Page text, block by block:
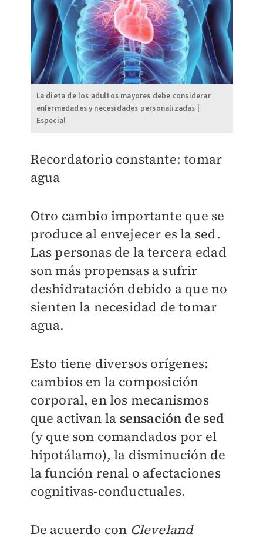
La dieta de los adultos mayores debe considerar
enfermedades y necesidades personalizadas |
Especial
Recordatorio constante: tomar
agua
Otro cambio importante que se
produce al envejecer es la sed.
Las personas de la tercera edad
son más propensas a sufrir
deshidratación debido a que no
sienten la necesidad de tomar
agua.
Esto tiene diversos orígenes:
cambios en la composición
corporal, en los mecanismos
que activan la sensación de sed
(y que son comandados por el
hipotálamo), la disminución de
la función renal o afectaciones
cognitivas-conductuales.
De acuerdo con Cleveland